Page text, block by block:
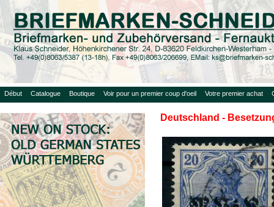
Début Catalogue Boutique Voir pour un premier coup d'oeil Votre premier achat
Deutschland -